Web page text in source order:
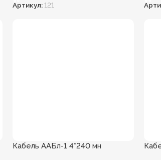
Артикул: 121
Кабель ААБл-1 4*240 мн